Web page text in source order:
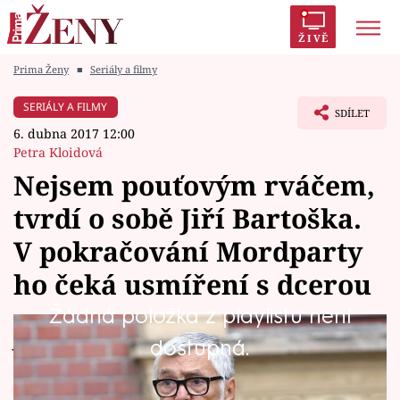
ŽIVĚ
Módní alarm
Témata
Celebrity
Vztahy
Seriály
Prima Ženy ■ Seriály a filmy
SERIÁLY A FILMY
6. dubna 2017 12:00
Petra Kloidová
SDÍLET
Nejsem pouťovým rváčem,
tvrdí o sobě Jiří Bartoška.
V pokračování Mordparty
ho čeká usmíření s dcerou
Žádná položka z playlistu není
dostupná.
Jsem vyrovnaný člověk, říká o sobě legendární
herec Jiří Bartoška, jenž v Mordpartě
pokračuje jako vyšetřovatel Colombo, který